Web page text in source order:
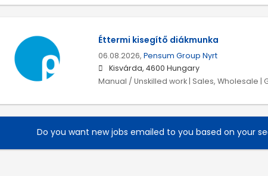
Éttermi kisegítő diákmunka
06.08.2026, Pensum Group Nyrt
Kisvárda, 4600 Hungary
Manual / Unskilled work | Sales, Wholesale |
Do you want new jobs emailed to you based on your